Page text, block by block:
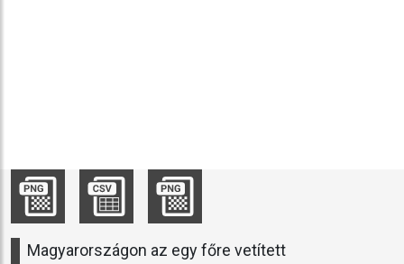
Magyarországon az egy főre vetített